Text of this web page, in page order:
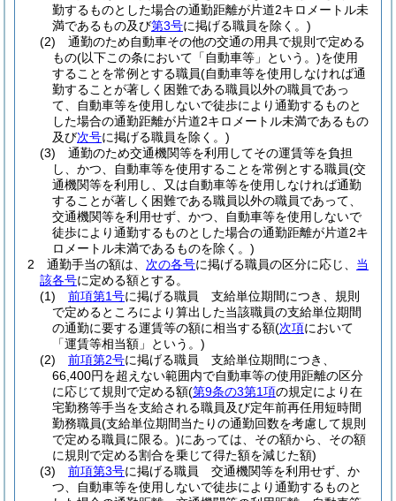
勤するものとした場合の通勤距離が片道2キロメートル未
満であるもの及び第3号に掲げる職員を除く。)
(2)
通勤のため自動車その他の交通の用具で規則で定める
もの(以下この条において「自動車等」という。)を使用
することを常例とする職員(自動車等を使用しなければ通
勤することが著しく困難である職員以外の職員であっ
て、自動車等を使用しないで徒歩により通勤するものと
した場合の通勤距離が片道2キロメートル未満であるもの
及び次号に掲げる職員を除く。)
(3)
通勤のため交通機関等を利用してその運賃等を負担
し、かつ、自動車等を使用することを常例とする職員(交
通機関等を利用し、又は自動車等を使用しなければ通勤
することが著しく困難である職員以外の職員であって、
交通機関等を利用せず、かつ、自動車等を使用しないで
徒歩により通勤するものとした場合の通勤距離が片道2キ
ロメートル未満であるものを除く。)
2
通勤手当の額は、 次の各号に掲げる職員の区分に応じ、 当
該各号に定める額とする。
(1)
前項第1号に掲げる職員 支給単位期間につき、規則
で定めるところにより算出した当該職員の支給単位期間
の通勤に要する運賃等の額に相当する額(次項において
「運賃等相当額」という。)
(2)
前項第2号に掲げる職員 支給単位期間につき、
66,400円を超えない範囲内で自動車等の使用距離の区分
に応じて規則で定める額(第9条の3第1項の規定により在
宅勤務等手当を支給される職員及び定年前再任用短時間
勤務職員(支給単位期間当たりの通勤回数を考慮して規則
で定める職員に限る。)にあっては、その額から、その額
に規則で定める割合を乗じて得た額を減じた額)
(3)
前項第3号に掲げる職員 交通機関等を利用せず、か
つ、自動車等を使用しないで徒歩により通勤するものと